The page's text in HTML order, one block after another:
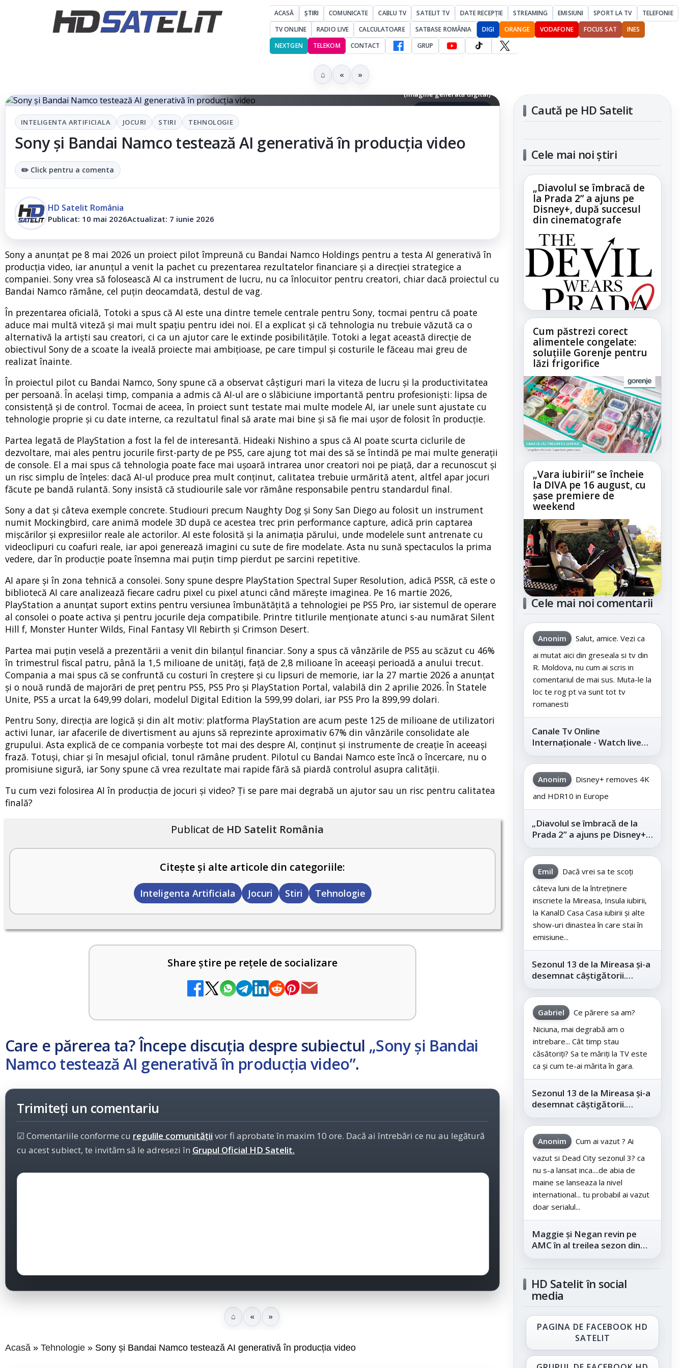
ACASĂ ȘTIRI COMUNICATE CABLU TV SATELIT TV DATE RECEPȚIE STREAMING EMISIUNI SPORT LA TV
TELEFONIE
TV ONLINE
RADIO LIVE CALCULATOARE SATBASE ROMÂNIA DIGI ORANGE VODAFONE FOCUS SAT
INES
NEXTGEN
TELEKOM CONTACT GRUP
⌂ « »
Sony și Bandai Namco testează AI generativă în producția video și în zona PlayStation
(imagine generată digital)
INTELIGENTA ARTIFICIALA JOCURI STIRI TEHNOLOGIE
Sony și Bandai Namco testează AI generativă în producția video
✏️ Click pentru a comenta
HD Satelit România
Publicat: 10 mai 2026Actualizat: 7 iunie 2026
Sony a anunțat pe 8 mai 2026 un proiect pilot împreună cu Bandai Namco Holdings pentru a testa AI generativă în
producția video, iar anunțul a venit la pachet cu prezentarea rezultatelor financiare și a direcției strategice a
companiei. Sony vrea să folosească AI ca instrument de lucru, nu ca înlocuitor pentru creatori, chiar dacă proiectul cu
Bandai Namco rămâne, cel puțin deocamdată, destul de vag.
În prezentarea oficială, Totoki a spus că AI este una dintre temele centrale pentru Sony, tocmai pentru că poate
aduce mai multă viteză și mai mult spațiu pentru idei noi. El a explicat și că tehnologia nu trebuie văzută ca o
alternativă la artiști sau creatori, ci ca un ajutor care le extinde posibilitățile. Totoki a legat această direcție de
obiectivul Sony de a scoate la iveală proiecte mai ambițioase, pe care timpul și costurile le făceau mai greu de
realizat înainte.
În proiectul pilot cu Bandai Namco, Sony spune că a observat câștiguri mari la viteza de lucru și la productivitatea
per persoană. În același timp, compania a admis că AI-ul are o slăbiciune importantă pentru profesioniști: lipsa de
consistență și de control. Tocmai de aceea, în proiect sunt testate mai multe modele AI, iar unele sunt ajustate cu
tehnologie proprie și cu date interne, ca rezultatul final să arate mai bine și să fie mai ușor de folosit în producție.
Partea legată de PlayStation a fost la fel de interesantă. Hideaki Nishino a spus că AI poate scurta ciclurile de
dezvoltare, mai ales pentru jocurile first-party de pe PS5, care ajung tot mai des să se întindă pe mai multe generații
de console. El a mai spus că tehnologia poate face mai ușoară intrarea unor creatori noi pe piață, dar a recunoscut și
un risc simplu de înțeles: dacă AI-ul produce prea mult conținut, calitatea trebuie urmărită atent, altfel apar jocuri
făcute pe bandă rulantă. Sony insistă că studiourile sale vor rămâne responsabile pentru standardul final.
Sony a dat și câteva exemple concrete. Studiouri precum Naughty Dog și Sony San Diego au folosit un instrument
numit Mockingbird, care animă modele 3D după ce acestea trec prin performance capture, adică prin captarea
mișcărilor și expresiilor reale ale actorilor. AI este folosită și la animația părului, unde modelele sunt antrenate cu
videoclipuri cu coafuri reale, iar apoi generează imagini cu sute de fire modelate. Asta nu sună spectaculos la prima
vedere, dar în producție poate însemna mai puțin timp pierdut pe sarcini repetitive.
AI apare și în zona tehnică a consolei. Sony spune despre PlayStation Spectral Super Resolution, adică PSSR, că este o
bibliotecă AI care analizează fiecare cadru pixel cu pixel atunci când mărește imaginea. Pe 16 martie 2026,
PlayStation a anunțat suport extins pentru versiunea îmbunătățită a tehnologiei pe PS5 Pro, iar sistemul de operare
al consolei o poate activa și pentru jocurile deja compatibile. Printre titlurile menționate atunci s-au numărat Silent
Hill f, Monster Hunter Wilds, Final Fantasy VII Rebirth și Crimson Desert.
Partea mai puțin veselă a prezentării a venit din bilanțul financiar. Sony a spus că vânzările de PS5 au scăzut cu 46%
în trimestrul fiscal patru, până la 1,5 milioane de unități, față de 2,8 milioane în aceeași perioadă a anului trecut.
Compania a mai spus că se confruntă cu costuri în creștere și cu lipsuri de memorie, iar la 27 martie 2026 a anunțat
și o nouă rundă de majorări de preț pentru PS5, PS5 Pro și PlayStation Portal, valabilă din 2 aprilie 2026. În Statele
Unite, PS5 a urcat la 649,99 dolari, modelul Digital Edition la 599,99 dolari, iar PS5 Pro la 899,99 dolari.
Pentru Sony, direcția are logică și din alt motiv: platforma PlayStation are acum peste 125 de milioane de utilizatori
activi lunar, iar afacerile de divertisment au ajuns să reprezinte aproximativ 67% din vânzările consolidate ale
grupului. Asta explică de ce compania vorbește tot mai des despre AI, conținut și instrumente de creație în aceeași
frază. Totuși, chiar și în mesajul oficial, tonul rămâne prudent. Pilotul cu Bandai Namco este încă o încercare, nu o
promisiune sigură, iar Sony spune că vrea rezultate mai rapide fără să piardă controlul asupra calității.
Tu cum vezi folosirea AI în producția de jocuri și video? Ți se pare mai degrabă un ajutor sau un risc pentru calitatea
finală?
Publicat de HD Satelit România
Citește și alte articole din categoriile:
Inteligenta Artificiala Jocuri Stiri Tehnologie
Share știre pe rețele de socializare
Care e părerea ta? Începe discuția despre subiectul „Sony și Bandai
Namco testează AI generativă în producția video”.
Trimiteți un comentariu
☑ Comentariile conforme cu regulile comunității vor fi aprobate în maxim 10 ore. Dacă ai întrebări ce nu au legătură
cu acest subiect, te invităm să le adresezi în Grupul Oficial HD Satelit.
⌂ « »
Acasă Tehnologie Sony și Bandai Namco testează AI generativă în producția video
Caută pe HD Satelit
Cele mai noi știri
„Diavolul se îmbracă de
la Prada 2” a ajuns pe
Disney+, după succesul
din cinematografe
Cum păstrezi corect
alimentele congelate:
soluțiile Gorenje pentru
lăzi frigorifice
„Vara iubirii” se încheie
la DIVA pe 16 august, cu
șase premiere de
weekend
Cele mai noi comentarii
Anonim
Salut, amice. Vezi ca
ai mutat aici din greseala si tv din
R. Moldova, nu cum ai scris in
comentariul de mai sus. Muta-le la
loc te rog pt va sunt tot tv
romanesti
Canale Tv Online
Internaționale - Watch live
channels legally
Anonim
Disney+ removes 4K
and HDR10 in Europe
„Diavolul se îmbracă de la
Prada 2” a ajuns pe Disney+,
după succesul din
cinematografe
Emil
Dacă vrei sa te scoți
câteva luni de la întreținere
inscriete la Mireasa, Insula iubirii,
la KanalD Casa Casa iubirii și alte
show-uri dinastea în care stai în
emisiune...
Sezonul 13 de la Mireasa și-a
desemnat câștigătorii.
Telespectatorii au decis care
este...
Gabriel
Ce părere sa am?
Niciuna, mai degrabă am o
intrebare... Cât timp stau
căsătoriți? Sa te măriți la TV este
ca și cum te-ai mărita în gara.
Sezonul 13 de la Mireasa și-a
desemnat câștigătorii.
Telespectatorii au decis care
este...
Anonim
Cum ai vazut ? Ai
vazut si Dead City sezonul 3? ca
nu s-a lansat inca....de abia de
maine se lanseaza la nivel
international... tu probabil ai vazut
doar serialul...
Maggie și Negan revin pe
AMC în al treilea sezon din
„The Walking Dead: Dead
HD Satelit în social
media
PAGINA DE FACEBOOK HD
SATELIT